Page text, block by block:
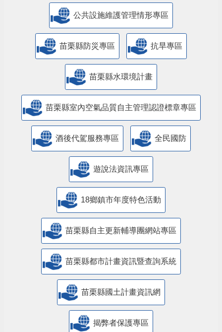
​公共設施維護管理情形專區
苗栗縣防災專區 抗旱專區
苗栗縣水環境計畫
苗栗縣室內空氣品質自主管理認證標章專區
酒後代駕服務專區 全民國防
遊說法資訊專區
18鄉鎮市年度特色活動
苗栗縣自主更新輔導團網站專區
苗栗縣都市計畫資訊暨查詢系統
苗栗縣國土計畫資訊網
揭弊者保護專區